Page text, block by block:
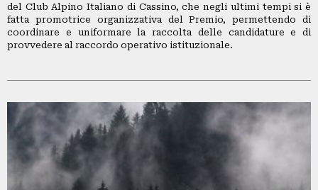
del Club Alpino Italiano di Cassino, che negli ultimi tempi si è
fatta promotrice organizzativa del Premio, permettendo di
coordinare e uniformare la raccolta delle candidature e di
provvedere al raccordo operativo istituzionale.